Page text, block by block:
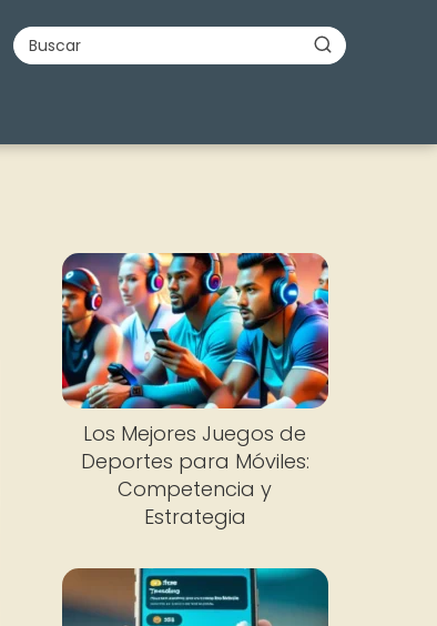
Los Mejores Juegos de
Deportes para Móviles:
Competencia y
Estrategia